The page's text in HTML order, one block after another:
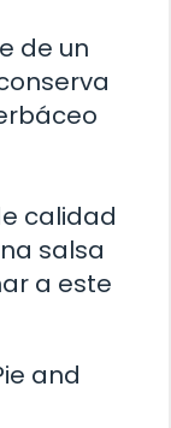
de un
calidad
salsa
a este
and